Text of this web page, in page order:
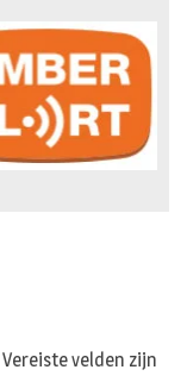
Vereiste velden zijn